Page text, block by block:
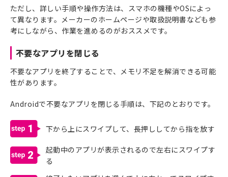
ただし、詳しい手順や操作方法は、スマホの機種やOSによっ
て異なります。メーカーのホームページや取扱説明書なども参
考にしながら、作業を進めるのがおススメです。
不要なアプリを閉じる
不要なアプリを終了することで、メモリ不足を解消できる可能
性があります。
Androidで不要なアプリを閉じる手順は、下記のとおりです。
1 下から上にスワイプして、長押ししてから指を放す
2
起動中のアプリが表示されるので左右にスワイプす
る